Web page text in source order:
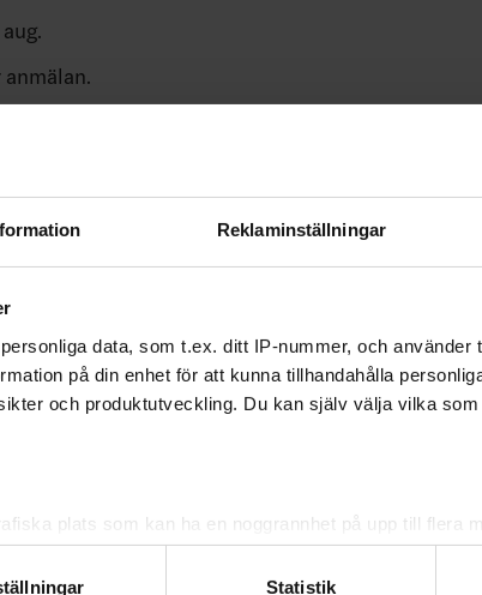
Reklaminställningar
data, som t.ex. ditt IP-nummer, och använder
på din enhet för att kunna tillhandahålla
och produktutveckling. Du kan själv välja vilka
plats som kan ha en noggrannhet på upp till flera
skanna den för specifika kännetecken (fingeravtryck)
behandlas och ställ in dina preferenser i
Statistik
39